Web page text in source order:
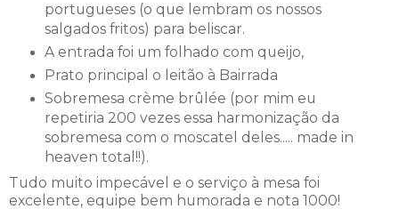
portugueses (o que lembram os nossos
salgados fritos) para beliscar.
A entrada foi um folhado com queijo,
Prato principal o leitão à Bairrada
Sobremesa crème brûlée (por mim eu
repetiria 200 vezes essa harmonização da
sobremesa com o moscatel deles..... made in
heaven total!!).
Tudo muito impecável e o serviço à mesa foi
excelente, equipe bem humorada e nota 1000!